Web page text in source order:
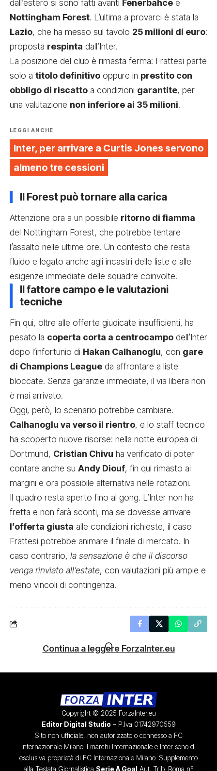
dall’estero si sono fatti avanti Fenerbahce e
Nottingham Forest. L’ultima a provarci è stata la
Lazio, che ha messo sul tavolo 25 milioni di euro:
proposta respinta dall’Inter.
La posizione del club è rimasta ferma: Frattesi parte
solo a titolo definitivo oppure in prestito con
obbligo di riscatto a condizioni garantite, per
una valutazione non inferiore ai 35 milioni.
LEGGI ANCHE
Inter, per arrivare a Curtis Jones servono
almeno tre cessioni
Il Forest può tornare alla carica
Attenzione ora a un possibile ritorno di fiamma
del Nottingham Forest, che potrebbe tentare
l’assalto nelle ultime ore. Un contesto che resta
fluido e legato anche agli incastri delle liste e alle
esigenze immediate delle squadre coinvolte.
Il fattore campo e le valutazioni
tecniche
Fin qui, oltre alle offerte giudicate insufficienti, ha
pesato la coperta corta a centrocampo dell’Inter
dopo l’infortunio di Hakan Calhanoglu, con gare
di Champions League da affrontare a liste
bloccate. Senza garanzie immediate, il via libera non
è mai arrivato.
Oggi, però, lo scenario potrebbe cambiare.
Calhanoglu va verso il rientro, e lo staff tecnico
ha scoperto nuove risorse: nella notte europea di
Dortmund, Cristian Chivu ha verificato di poter
contare anche su Andy Diouf, fin qui rimasto ai
margini e ora possibile alternativa nelle rotazioni.
Il quadro resta aperto fino al gong. L’Inter non ha
fretta e non farà sconti, ma se dovesse arrivare
l’offerta giusta alle condizioni richieste, il caso
Frattesi potrebbe animare il finale di mercato. In
caso contrario, la sensazione è che il discorso
venga rinviato all’estate, con valutazioni più ampie e
meno vincoli di contingenza.
Continua a leggere ForzaInter.eu
Copyright © 2025 ForzaInter.eu
Editor Digital Studio – P.Iva 01742970559
Sito non ufficiale, non autorizzato o connesso a FC
Internazionale Milano. I marchi Internazionale e Inter sono di
esclusiva proprietà di FC Internazionale Milano. Supplemento
alla Testata Giornalistica Serie A GoalAut. Trib. Roma n°